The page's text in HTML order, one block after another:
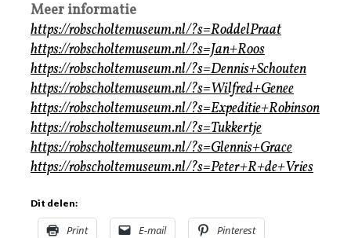
Meer informatie
https://robscholtemuseum.nl/?s=RoddelPraat
https://robscholtemuseum.nl/?s=Jan+Roos
https://robscholtemuseum.nl/?s=Dennis+Schouten
https://robscholtemuseum.nl/?s=Wilfred+Genee
https://robscholtemuseum.nl/?s=Expeditie+Robinson
https://robscholtemuseum.nl/?s=Tukkertje
https://robscholtemuseum.nl/?s=Glennis+Grace
https://robscholtemuseum.nl/?s=Peter+R+de+Vries
Dit delen:
Print E-mail Pinterest